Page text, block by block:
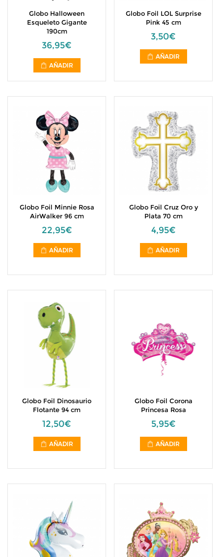
Globo Halloween
Esqueleto Gigante
190cm
36,95€
AÑADIR
Globo Foil LOL Surprise
Pink 45 cm
3,50€
AÑADIR
Globo Foil Minnie Rosa
AirWalker 96 cm
22,95€
AÑADIR
Globo Foil Cruz Oro y
Plata 70 cm
4,95€
AÑADIR
Globo Foil Dinosaurio
Flotante 94 cm
12,50€
AÑADIR
Globo Foil Corona
Princesa Rosa
5,95€
AÑADIR